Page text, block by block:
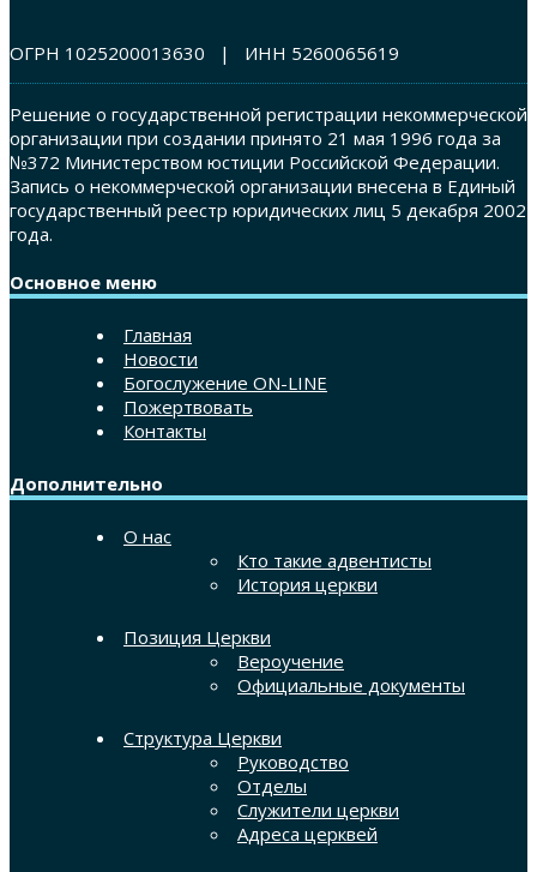
ОГРН 1025200013630 | ИНН 5260065619
Решение о государственной регистрации некоммерческой
организации при создании принято 21 мая 1996 года за
№372 Министерством юстиции Российской Федерации.
Запись о некоммерческой организации внесена в Единый
государственный реестр юридических лиц 5 декабря 2002
года.
Основное меню
Главная
Новости
Богослужение ON-LINE
Пожертвовать
Контакты
Дополнительно
О нас
Кто такие адвентисты
История церкви
Позиция Церкви
Вероучение
Официальные документы
Структура Церкви
Руководство
Отделы
Служители церкви
Адреса церквей